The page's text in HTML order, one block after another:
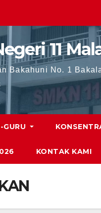
11
Bakahuni No. 1
GURU
KONTAK KAMI